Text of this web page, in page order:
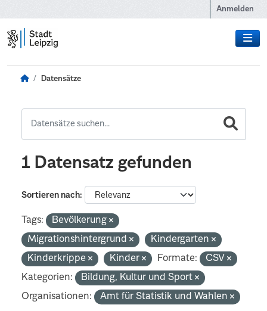
Anmelden
Datensätze
1 Datensatz gefunden
Sortieren nach
Tags:
Bevölkerung
Migrationshintergrund
Kindergarten
Kinderkrippe
Kinder Formate:
CSV
Kategorien:
Bildung, Kultur und Sport
Organisationen:
Amt für Statistik und Wahlen